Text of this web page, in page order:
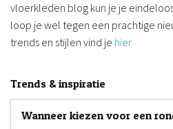
vloerkleden blog kun je je
loop je wel tegen een prachtige
trends en stijlen vind je hier
Trends & inspiratie
Wanneer kiezen voor een